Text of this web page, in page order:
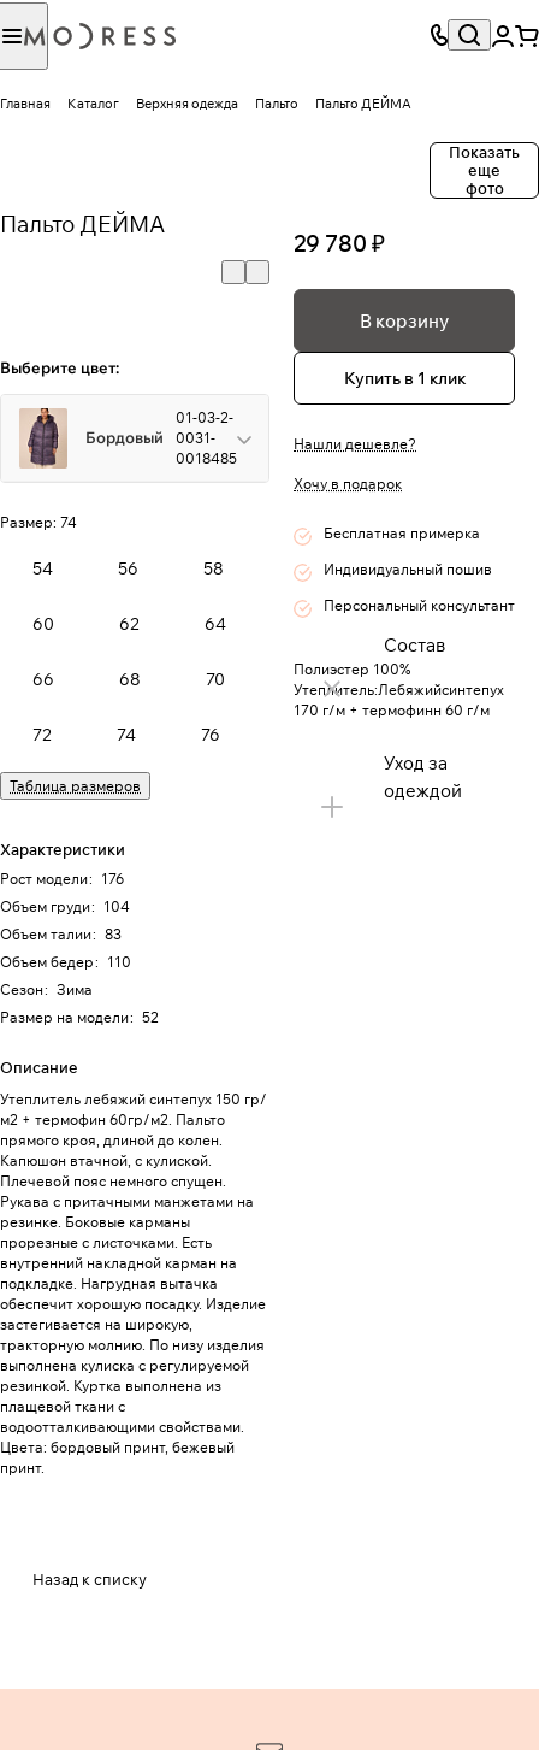
Главная Каталог Верхняя одежда Пальто Пальто ДЕЙМА
Показать
еще
фото
Пальто ДЕЙМА
Выберите цвет:
Бордовый
01-03-2-
0031-
0018485
Размер: 74
54 56 58
60 62 64
66 68 70
72 74 76
Таблица размеров
Характеристики
Рост модели: 176
Объем груди: 104
Объем талии: 83
Объем бедер: 110
Сезон: Зима
Размер на модели: 52
Описание
Утеплитель лебяжий синтепух 150 гр/
м2 + термофин 60гр/м2. Пальто
прямого кроя, длиной до колен.
Капюшон втачной, с кулиской.
Плечевой пояс немного спущен.
Рукава с притачными манжетами на
резинке. Боковые карманы
прорезные с листочками. Есть
внутренний накладной карман на
подкладке. Нагрудная вытачка
обеспечит хорошую посадку. Изделие
застегивается на широкую,
тракторную молнию. По низу изделия
выполнена кулиска с регулируемой
резинкой. Куртка выполнена из
плащевой ткани с
водоотталкивающими свойствами.
Цвета: бордовый принт, бежевый
принт.
29 780 ₽
В корзину
Купить в 1 клик
Нашли дешевле?
Хочу в подарок
Бесплатная примерка
Индивидуальный пошив
Персональный консультант
Состав
Полиэстер 100%
Утеплитель:Лебяжийсинтепух
170 г/м + термофинн 60 г/м
Уход за
одеждой
Назад к списку